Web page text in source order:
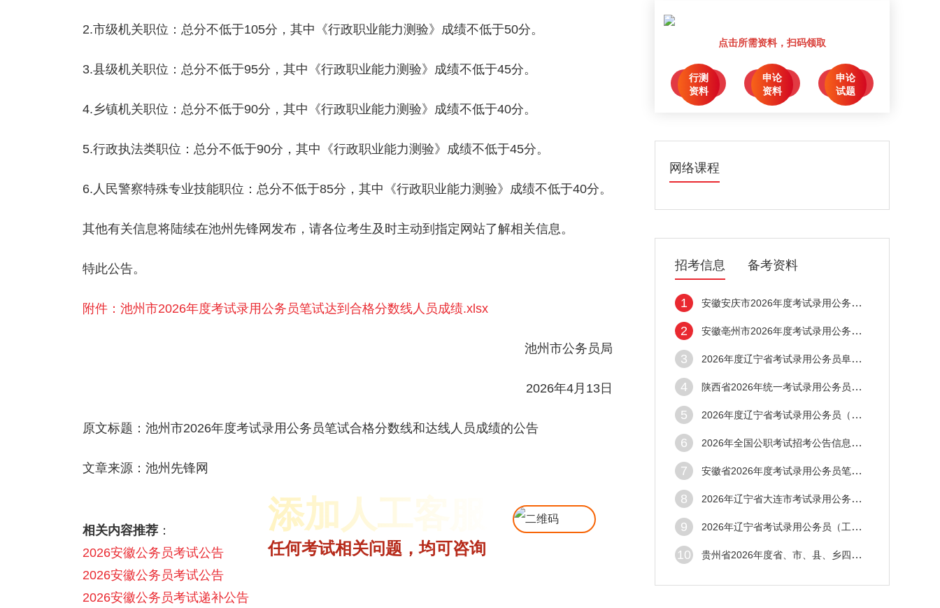
2.市级机关职位：总分不低于105分，其中《行政职业能力测验》成绩不低于50分。
3.县级机关职位：总分不低于95分，其中《行政职业能力测验》成绩不低于45分。
4.乡镇机关职位：总分不低于90分，其中《行政职业能力测验》成绩不低于40分。
5.行政执法类职位：总分不低于90分，其中《行政职业能力测验》成绩不低于45分。
6.人民警察特殊专业技能职位：总分不低于85分，其中《行政职业能力测验》成绩不低于40分。
其他有关信息将陆续在池州先锋网发布，请各位考生及时主动到指定网站了解相关信息。
特此公告。
附件：池州市2026年度考试录用公务员笔试达到合格分数线人员成绩.xlsx
池州市公务员局
2026年4月13日
原文标题：池州市2026年度考试录用公务员笔试合格分数线和达线人员成绩的公告
文章来源：池州先锋网
2025省面多师领学理论决胜课
添加人工客服
任何考试相关问题，均可咨询
相关内容推荐 ：
2026安徽公务员考试公告
2026安徽公务员考试公告
2026安徽公务员考试递补公告
点击所需资料，扫码领取
行测
资料
点击领取
申论
资料
点击领取
申论
试题
点击领取
网络课程
招考信息 备考资料
1 安徽安庆市2026年度考试录用公务员笔试合格
2 安徽亳州市2026年度考试录用公务员笔试合格
3 2026年度辽宁省考试录用公务员阜新考区面试
4 陕西省2026年统一考试录用公务员笔试成绩查
5 2026年度辽宁省考试录用公务员（锦州考区）
6 2026年全国公职考试招考公告信息汇总（4月1
7 安徽省2026年度考试录用公务员笔试合格分数
8 2026年辽宁省大连市考试录用公务员面试前资
9 2026年辽宁省考试录用公务员（工作人员）本
10 贵州省2026年度省、市、县、乡四级机关统一